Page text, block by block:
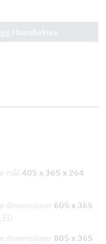
i handlekurv
mål 405 x 365 x 264
dimensjoner 605 x 365
dimensjoner 805 x 365